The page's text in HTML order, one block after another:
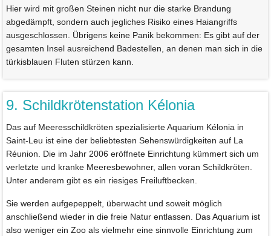
Hier wird mit großen Steinen nicht nur die starke Brandung
abgedämpft, sondern auch jegliches Risiko eines Haiangriffs
ausgeschlossen. Übrigens keine Panik bekommen: Es gibt auf der
gesamten Insel ausreichend Badestellen, an denen man sich in die
türkisblauen Fluten stürzen kann.
9. Schildkrötenstation Kélonia
Das auf Meeresschildkröten spezialisierte Aquarium Kélonia in
Saint-Leu ist eine der beliebtesten Sehenswürdigkeiten auf La
Réunion. Die im Jahr 2006 eröffnete Einrichtung kümmert sich um
verletzte und kranke Meeresbewohner, allen voran Schildkröten.
Unter anderem gibt es ein riesiges Freiluftbecken.
Sie werden aufgepeppelt, überwacht und soweit möglich
anschließend wieder in die freie Natur entlassen. Das Aquarium ist
also weniger ein Zoo als vielmehr eine sinnvolle Einrichtung zum